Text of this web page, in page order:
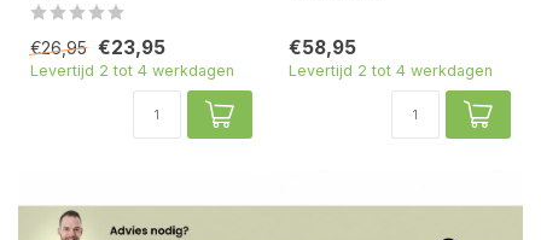
€26,95 €23,95
Levertijd 2 tot 4 werkdagen
€58,95
Levertijd 2 tot 4 werkdagen